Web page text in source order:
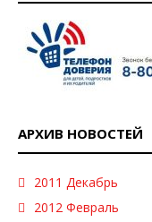
АРХИВ НОВОСТЕЙ
2011 Декабрь
2012 Февраль